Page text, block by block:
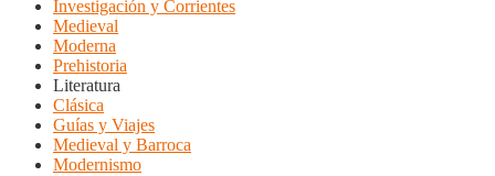
Investigación y Corrientes
Medieval
Moderna
Prehistoria
Literatura
Clásica
Guías y Viajes
Medieval y Barroca
Modernismo